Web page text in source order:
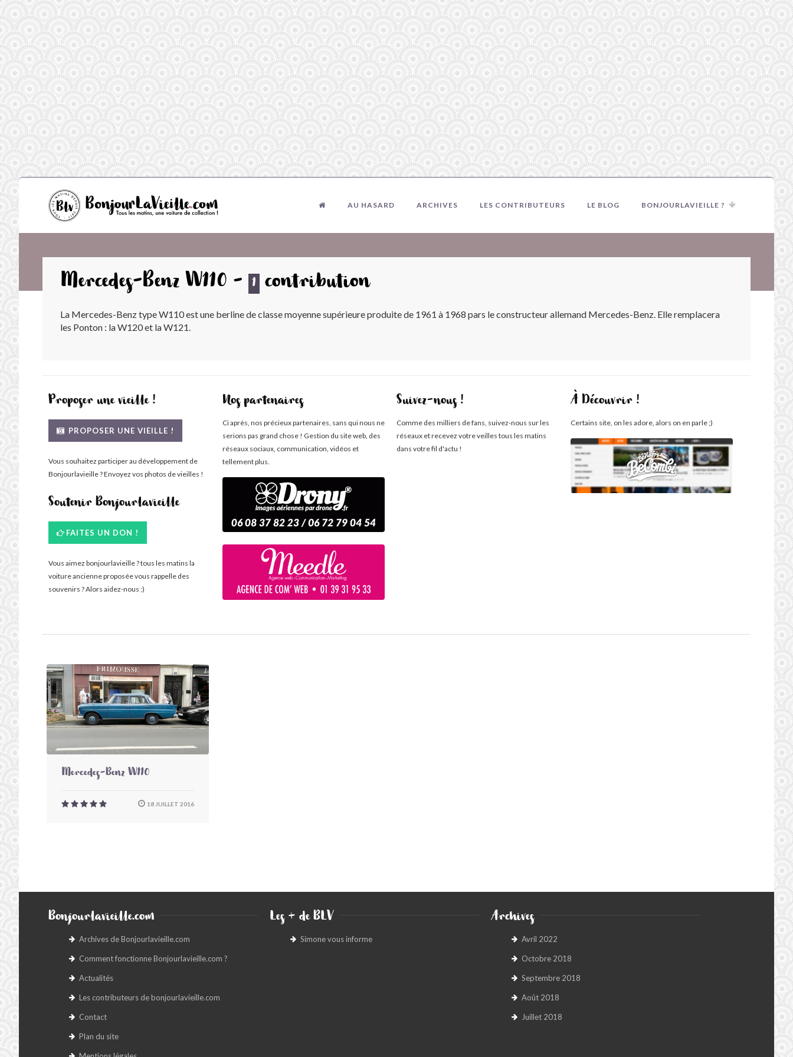
AU HASARD ARCHIVES LES CONTRIBUTEURS LE BLOG BONJOURLAVIEILLE ?
Mercedes-Benz W110 - 1 contribution
La Mercedes-Benz type W110 est une berline de classe moyenne supérieure produite de 1961 à 1968 pars le constructeur allemand Mercedes-Benz. Elle remplacera
les Ponton : la W120 et la W121.
Proposer une vieille !
PROPOSER UNE VIEILLE !
Vous souhaitez participer au développement de
Bonjourlavieille ? Envoyez vos photos de vieilles !
Soutenir Bonjourlavieille
FAITES UN DON !
Vous aimez bonjourlavieille ? tous les matins la
voiture ancienne proposée vous rappelle des
souvenirs ? Alors aidez-nous ;)
Nos partenaires
Ci après, nos précieux partenaires, sans qui nous ne
serions pas grand chose ! Gestion du site web, des
réseaux sociaux, communication, vidéos et
tellement plus.
Suivez-nous !
Comme des milliers de fans, suivez-nous sur les
réseaux et recevez votre veilles tous les matins
dans votre fil d'actu !
À Découvrir !
Certains site, on les adore, alors on en parle ;)
Mercedes-Benz W110
18 JUILLET 2016
Bonjourlavieille.com
Archives de Bonjourlavieille.com
Comment fonctionne Bonjourlavieille.com ?
Actualités
Les contributeurs de bonjourlavieille.com
Contact
Plan du site
Les + de BLV
Simone vous informe
Archives
Avril 2022
Octobre 2018
Septembre 2018
Août 2018
Juillet 2018